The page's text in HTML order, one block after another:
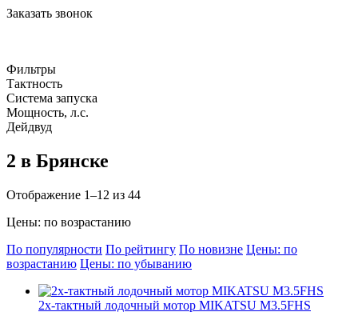
Заказать звонок
Фильтры
Тактность
Система запуска
Мощность, л.с.
Дейдвуд
2 в Брянске
Отображение 1–12 из 44
Цены: по возрастанию
По популярности По рейтингу По новизне Цены: по
возрастанию Цены: по убыванию
2х-тактный лодочный мотор MIKATSU M3.5FHS